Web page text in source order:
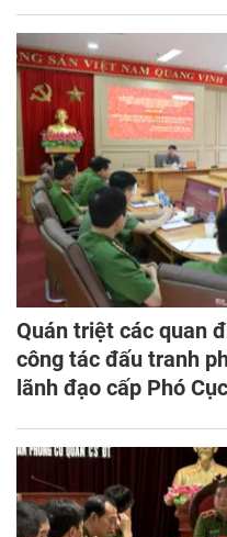
Quán triệt các quan
công tác đấu tranh
lãnh đạo cấp Phó